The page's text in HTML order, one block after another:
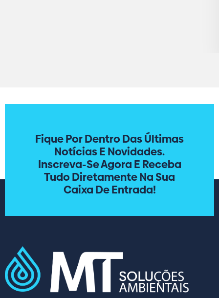
Fique Por Dentro Das Últimas
Notícias E Novidades.
Inscreva-Se Agora E Receba
Tudo Diretamente Na Sua
Caixa De Entrada!